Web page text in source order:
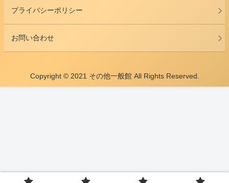
プライバシーポリシー
お問い合わせ
Copyright © 2021 その他一般館 All Rights Reserved.